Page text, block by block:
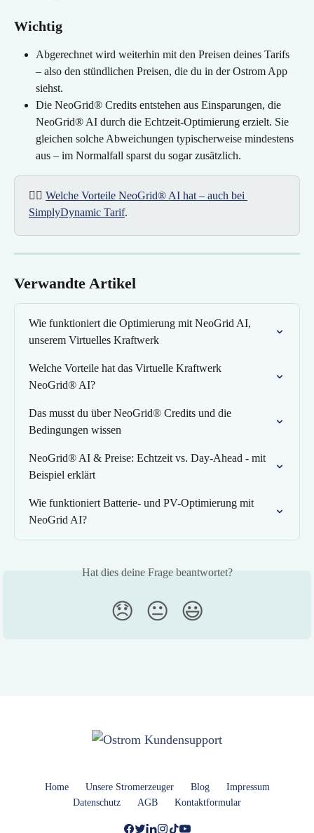
Wichtig
Abgerechnet wird weiterhin mit den Preisen deines Tarifs
– also den stündlichen Preisen, die du in der Ostrom App
siehst.
Die NeoGrid® Credits entstehen aus Einsparungen, die
NeoGrid® AI durch die Echtzeit-Optimierung erzielt. Sie
gleichen solche Abweichungen typischerweise mindestens
aus – im Normalfall sparst du sogar zusätzlich.
👉🏻 Welche Vorteile NeoGrid® AI hat – auch bei
SimplyDynamic Tarif.
Verwandte Artikel
Wie funktioniert die Optimierung mit NeoGrid AI,
unserem Virtuelles Kraftwerk
Welche Vorteile hat das Virtuelle Kraftwerk
NeoGrid® AI?
Das musst du über NeoGrid® Credits und die
Bedingungen wissen
NeoGrid® AI & Preise: Echtzeit vs. Day‑Ahead - mit
Beispiel erklärt
Wie funktioniert Batterie- und PV-Optimierung mit
NeoGrid AI?
Hat dies deine Frage beantwortet?
😞 😐 😃
Home Unsere Stromerzeuger Blog
Impressum
Datenschutz
AGB Kontaktformular